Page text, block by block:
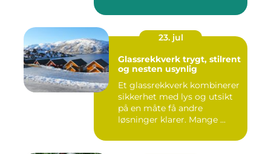
23. jul
Glassrekkverk trygt, stilrent
og nesten usynlig
Et glassrekkverk kombinerer
sikkerhet med lys og utsikt
på en måte få andre
løsninger klarer. Mange ...